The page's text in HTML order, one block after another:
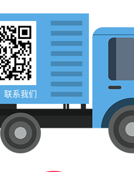
联系我们